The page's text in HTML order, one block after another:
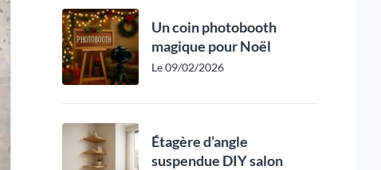
Un coin photobooth
magique pour Noël
Le 09/02/2026
Étagère d’angle
suspendue DIY salon